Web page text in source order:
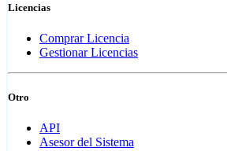
Licencias
Comprar Licencia
Gestionar Licencias
Otro
API
Asesor del Sistema